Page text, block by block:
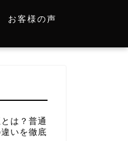
お客様の声
は？普通
いを徹底